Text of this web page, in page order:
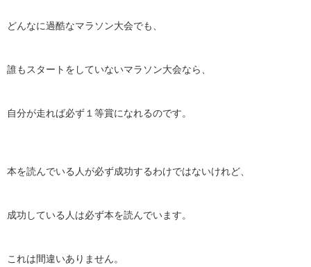
どんなに過酷なマラソン大会でも、
誰もスタートをしていないマラソン大会なら、
自分が走れば必ず１等賞になれるのです。
本を読んでいる人が必ず成功するわけではないけれど、
成功している人は必ず本を読んでいます。
これは間違いありません。